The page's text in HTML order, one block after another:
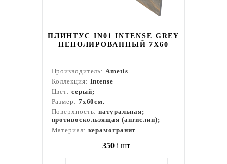
ПЛИНТУС IN01 INTENSE GREY
НЕПОЛИРОВАННЫЙ 7X60
Производитель:Ametis
Коллекция: Intense
Цвет: серый;
Размер: 7x60см.
Поверхность:натуральная;
противоскользящая (антислип);
Материал: керамогранит
350 i шт